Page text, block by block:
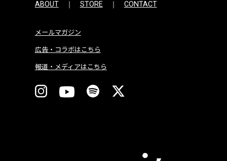
ABOUT STORE CONTACT
メールマガジン
広告・コラボはこちら
報道・メディアはこちら